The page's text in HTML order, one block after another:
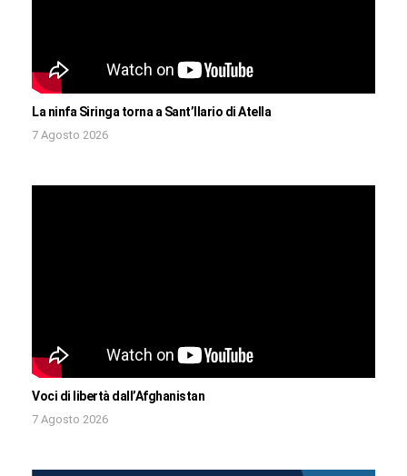
La ninfa Siringa torna a Sant’Ilario di Atella
7 Agosto 2026
Voci di libertà dall’Afghanistan
7 Agosto 2026